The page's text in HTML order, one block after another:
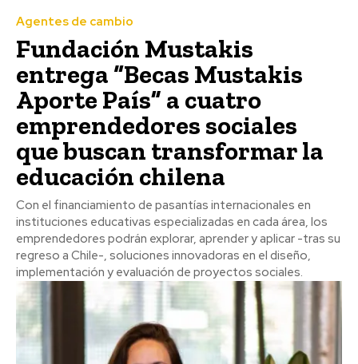
Agentes de cambio
Fundación Mustakis
entrega “Becas Mustakis
Aporte País” a cuatro
emprendedores sociales
que buscan transformar la
educación chilena
Con el financiamiento de pasantías internacionales en
instituciones educativas especializadas en cada área, los
emprendedores podrán explorar, aprender y aplicar -tras su
regreso a Chile-, soluciones innovadoras en el diseño,
implementación y evaluación de proyectos sociales.